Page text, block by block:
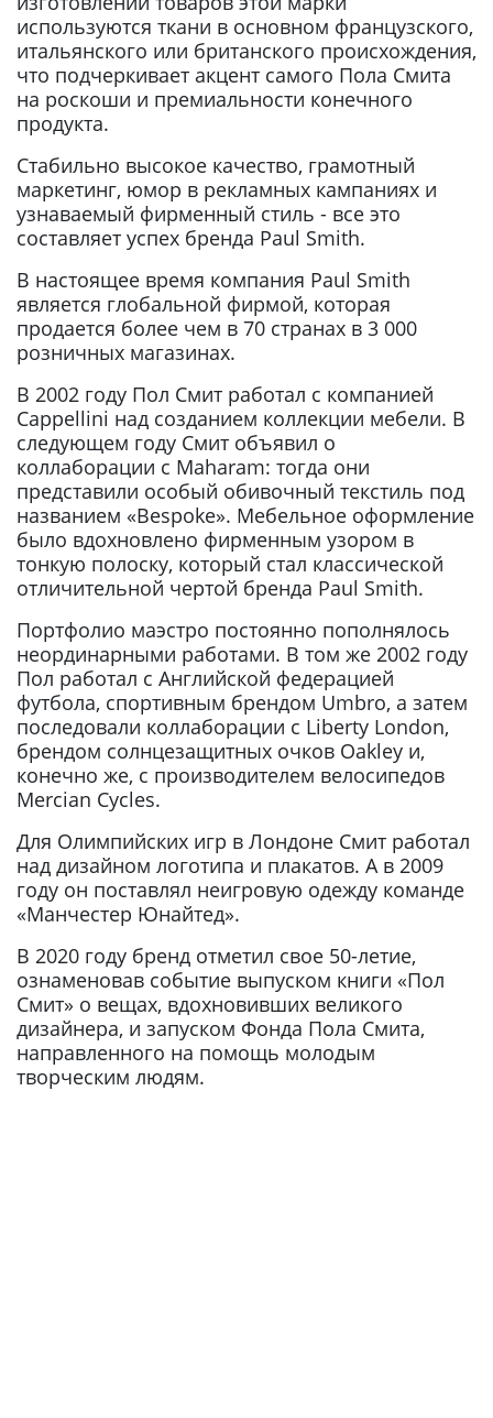
используются ткани в основном французского,
итальянского или британского происхождения,
что подчеркивает акцент самого Пола Смита
на роскоши и премиальности конечного
продукта.
Стабильно высокое качество, грамотный
маркетинг, юмор в рекламных кампаниях и
узнаваемый фирменный стиль - все это
составляет успех бренда Paul Smith.
В настоящее время компания Paul Smith
является глобальной фирмой, которая
продается более чем в 70 странах в 3 000
розничных магазинах.
В 2002 году Пол Смит работал с компанией
Cappellini над созданием коллекции мебели. В
следующем году Смит объявил о
коллаборации с Maharam: тогда они
представили особый обивочный текстиль под
названием «Bespoke». Мебельное оформление
было вдохновлено фирменным узором в
тонкую полоску, который стал классической
отличительной чертой бренда Paul Smith.
Портфолио маэстро постоянно пополнялось
неординарными работами. В том же 2002 году
Пол работал с Английской федерацией
футбола, спортивным брендом Umbro, а затем
последовали коллаборации с Liberty London,
брендом солнцезащитных очков Oakley и,
конечно же, с производителем велосипедов
Mercian Cycles.
Для Олимпийских игр в Лондоне Смит работал
над дизайном логотипа и плакатов. А в 2009
году он поставлял неигровую одежду команде
«Манчестер Юнайтед».
В 2020 году бренд отметил свое 50-летие,
ознаменовав событие выпуском книги «Пол
Смит» о вещах, вдохновивших великого
дизайнера, и запуском Фонда Пола Смита,
направленного на помощь молодым
творческим людям.